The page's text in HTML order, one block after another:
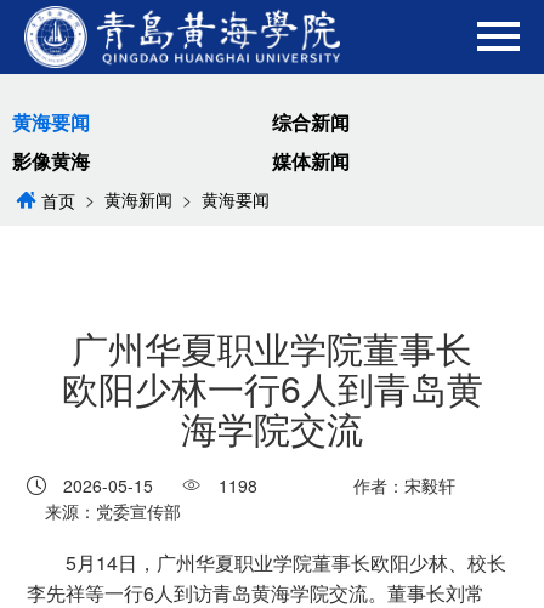
黄海要闻
综合新闻
影像黄海
媒体新闻
首页 > 黄海新闻 > 黄海要闻
广州华夏职业学院董事长
欧阳少林一行6人到青岛黄
海学院交流
2026-05-15 1198
作者：宋毅轩
来源：党委宣传部
5月14日，广州华夏职业学院董事长欧阳少林、校长
李先祥等一行6人到访青岛黄海学院交流。董事长刘常